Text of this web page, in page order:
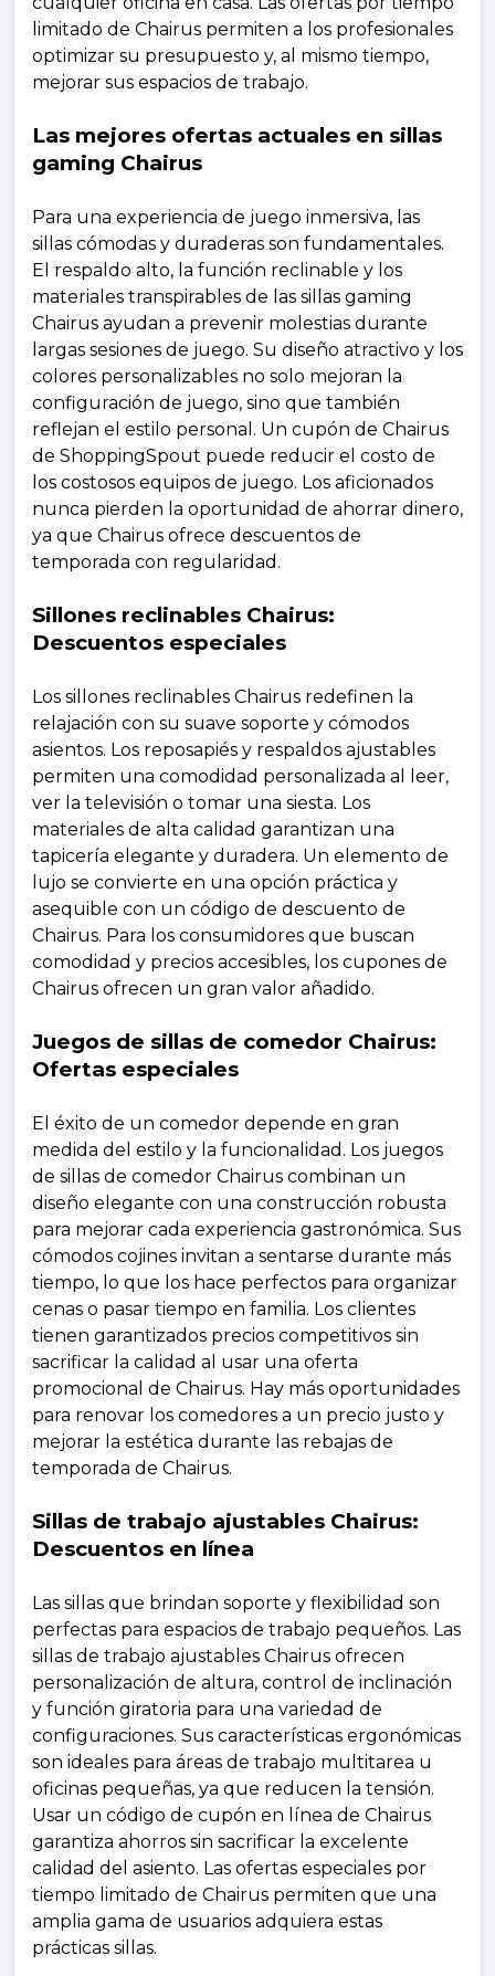
limitado de Chairus permiten a los profesionales
optimizar su presupuesto y, al mismo tiempo,
mejorar sus espacios de trabajo.
Las mejores ofertas actuales en sillas
gaming Chairus
Para una experiencia de juego inmersiva, las
sillas cómodas y duraderas son fundamentales.
El respaldo alto, la función reclinable y los
materiales transpirables de las sillas gaming
Chairus ayudan a prevenir molestias durante
largas sesiones de juego. Su diseño atractivo y los
colores personalizables no solo mejoran la
configuración de juego, sino que también
reflejan el estilo personal. Un cupón de Chairus
de ShoppingSpout puede reducir el costo de
los costosos equipos de juego. Los aficionados
nunca pierden la oportunidad de ahorrar dinero,
ya que Chairus ofrece descuentos de
temporada con regularidad.
Sillones reclinables Chairus:
Descuentos especiales
Los sillones reclinables Chairus redefinen la
relajación con su suave soporte y cómodos
asientos. Los reposapiés y respaldos ajustables
permiten una comodidad personalizada al leer,
ver la televisión o tomar una siesta. Los
materiales de alta calidad garantizan una
tapicería elegante y duradera. Un elemento de
lujo se convierte en una opción práctica y
asequible con un código de descuento de
Chairus. Para los consumidores que buscan
comodidad y precios accesibles, los cupones de
Chairus ofrecen un gran valor añadido.
Juegos de sillas de comedor Chairus:
Ofertas especiales
El éxito de un comedor depende en gran
medida del estilo y la funcionalidad. Los juegos
de sillas de comedor Chairus combinan un
diseño elegante con una construcción robusta
para mejorar cada experiencia gastronómica. Sus
cómodos cojines invitan a sentarse durante más
tiempo, lo que los hace perfectos para organizar
cenas o pasar tiempo en familia. Los clientes
tienen garantizados precios competitivos sin
sacrificar la calidad al usar una oferta
promocional de Chairus. Hay más oportunidades
para renovar los comedores a un precio justo y
mejorar la estética durante las rebajas de
temporada de Chairus.
Sillas de trabajo ajustables Chairus:
Descuentos en línea
Las sillas que brindan soporte y flexibilidad son
perfectas para espacios de trabajo pequeños. Las
sillas de trabajo ajustables Chairus ofrecen
personalización de altura, control de inclinación
y función giratoria para una variedad de
configuraciones. Sus características ergonómicas
son ideales para áreas de trabajo multitarea u
oficinas pequeñas, ya que reducen la tensión.
Usar un código de cupón en línea de Chairus
garantiza ahorros sin sacrificar la excelente
calidad del asiento. Las ofertas especiales por
tiempo limitado de Chairus permiten que una
amplia gama de usuarios adquiera estas
prácticas sillas.